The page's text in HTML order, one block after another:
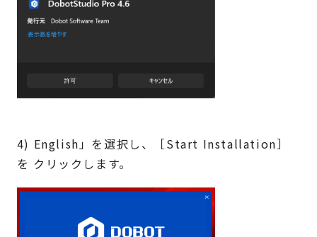
4) English」を選択し、［Start Installation］
を クリックします。